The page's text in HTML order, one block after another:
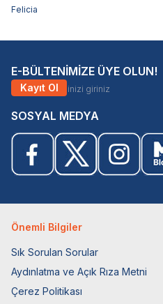
Felicia
E-BÜLTENİMİZE ÜYE OLUN!
Kayıt Ol
SOSYAL MEDYA
Önemli Bilgiler
Sık Sorulan Sorular
Aydınlatma ve Açık Rıza Metni
Çerez Politikası